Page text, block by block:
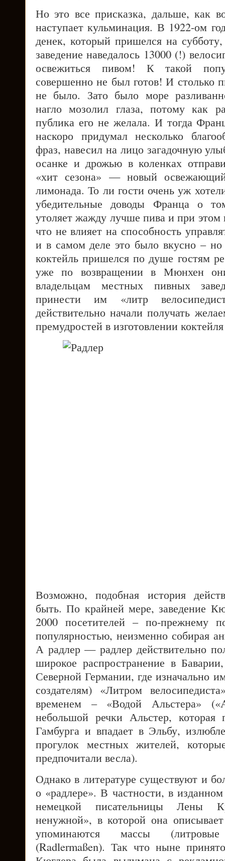
Но это все присказка, дальше, как
наступает кульминация. В 1922-ом
денек, который пришелся на
заведение наведалось 13000 (!)
освежиться пивом! К такой
совершенно не был готов! И столько
не было. Зато было море
нагло мозолил глаза, потому как
публика его не желала. И тогда
наскоро придумал несколько
фраз, навесил на лицо загадочную
осанке и дрожью в коленках
«хит сезона» — новый
лимонада. То ли гости очень уж
убедительные доводы Франца о
утоляет жажду лучше пива и при этом
что не влияет на способность
и в самом деле это было вкусно –
коктейль пришелся по душе гостям
уже по возвращении в Мюнхен
владельцам местных пивных
принести им «литр
действительно начали получать
премудростей в изготовлении
Возможно, подобная история
быть. По крайней мере, заведение
2000 посетителей – по-прежнему
популярностью, неизменно собирая
А радлер — радлер действительно
широкое распространение в
Северной Германии, где изначально
создателям) «Литром
временем – «Водой Альстера»
небольшой речки Альстер, которая
Гамбурга и впадает в Эльбу,
прогулок местных жителей,
предпочитали весла).
Однако в литературе существуют и
о «радлере». В частности, в
немецкой писательницы Лены
ненужной», в которой она
упоминаются массы
(Radlermaßen). Так что ныне